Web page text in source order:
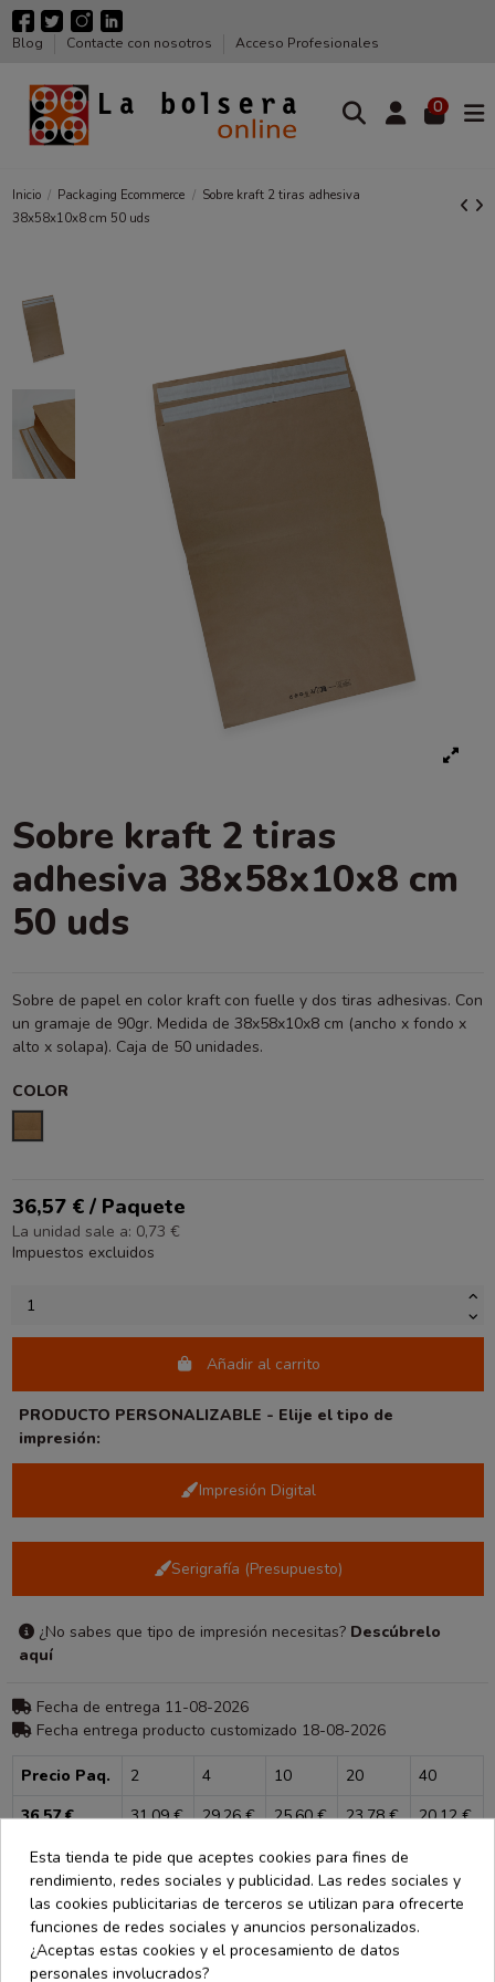
Blog Contacte con nosotros Acceso Profesionales
0
Inicio Packaging Ecommerce
Sobre kraft 2 tiras adhesiva
38x58x10x8 cm 50 uds
Sobre kraft 2 tiras
adhesiva 38x58x10x8 cm
50 uds
Sobre de papel en color kraft con fuelle y dos tiras adhesivas. Con
un gramaje de 90gr. Medida de 38x58x10x8 cm (ancho x fondo x
alto x solapa). Caja de 50 unidades.
COLOR
36,57 € / Paquete
La unidad sale a: 0,73 €
Impuestos excluidos
Añadir al carrito
PRODUCTO PERSONALIZABLE - Elije el tipo de
impresión:
Impresión Digital
Serigrafía (Presupuesto)
¿No sabes que tipo de impresión necesitas?Descúbrelo
aquí
Fecha de entrega 11-08-2026
Fecha entrega producto customizado 18-08-2026
Precio Paq. 2 4 10 20
40
36,57 €
31,09 € 29,26 € 25,60 € 23,78 € 20,12 €
Consultar para más unidades
Esta tienda te pide que aceptes cookies para fines de
rendimiento, redes sociales y publicidad. Las redes sociales y
las cookies publicitarias de terceros se utilizan para ofrecerte
funciones de redes sociales y anuncios personalizados.
¿Aceptas estas cookies y el procesamiento de datos
personales involucrados?